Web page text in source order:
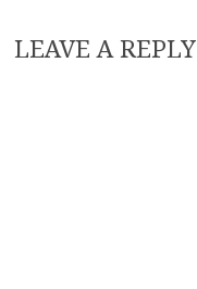
LEAVE A REPLY